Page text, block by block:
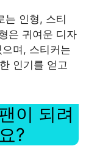
는 인형, 스티
은 귀여운 디자
며, 스티커는
인기를 얻고
이 되려
?